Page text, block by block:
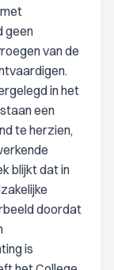
geen
van de
in het
een
te herzien,
blijkt dat in
doordat
is